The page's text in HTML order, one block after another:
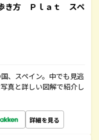
き方 Ｐｌａｔ スペ
、スペイン。中でも見逃
真と詳しい図解で紹介し
詳細を見る